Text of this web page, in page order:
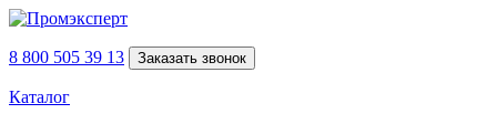
8 800 505 39 13 Заказать звонок
Каталог